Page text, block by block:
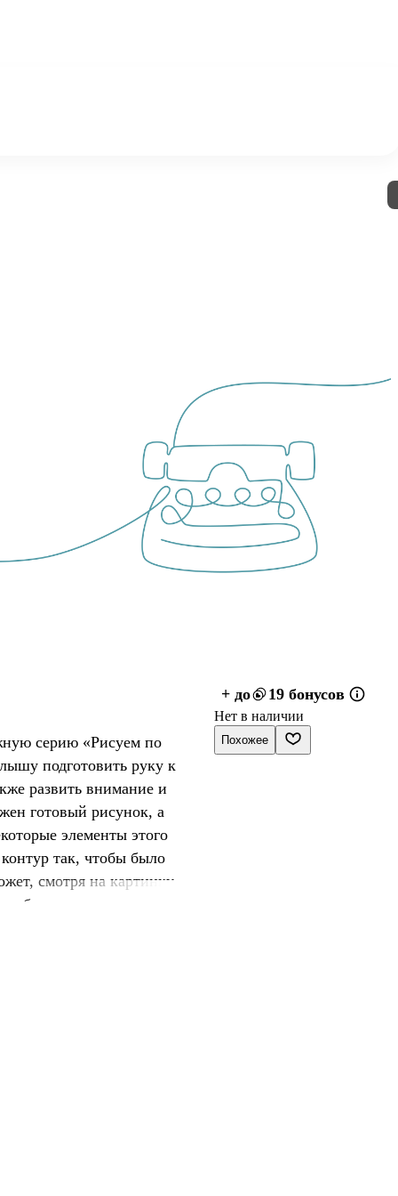
+ до 19 бонусов
Нет в наличии
Похожее
серию «Рисуем по
подготовить руку к
развить внимание и
готовый рисунок, а
элементы этого
так, чтобы было
смотря на картинку
будет готов, картинку